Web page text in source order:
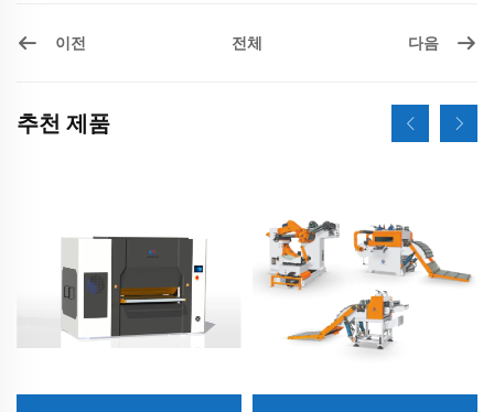
이전 전체 다음
추천 제품